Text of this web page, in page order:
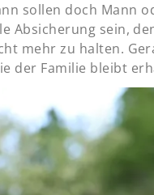
sollen doch Mann
Absicherung sein,
mehr zu halten.
der Familie bleibt